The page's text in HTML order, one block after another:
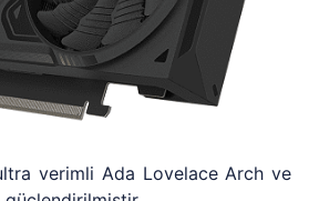
verimli Ada Lovelace Arch ve